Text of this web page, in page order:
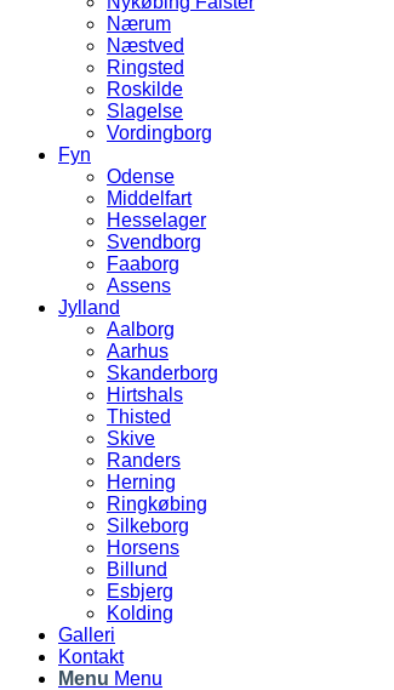
Nærum
Næstved
Ringsted
Roskilde
Slagelse
Vordingborg
Fyn
Odense
Middelfart
Hesselager
Svendborg
Faaborg
Assens
Jylland
Aalborg
Aarhus
Skanderborg
Hirtshals
Thisted
Skive
Randers
Herning
Ringkøbing
Silkeborg
Horsens
Billund
Esbjerg
Kolding
Galleri
Kontakt
Menu Menu